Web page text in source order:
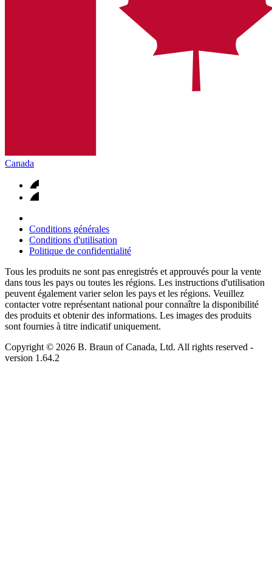
Canada
Conditions générales
Conditions d'utilisation
Politique de confidentialité
Tous les produits ne sont pas enregistrés et approuvés pour la vente
dans tous les pays ou toutes les régions. Les instructions d'utilisation
peuvent également varier selon les pays et les régions. Veuillez
contacter votre représentant national pour connaître la disponibilité
des produits et obtenir des informations. Les images des produits
sont fournies à titre indicatif uniquement.
Copyright © 2026 B. Braun of Canada, Ltd. All rights reserved -
version 1.64.2